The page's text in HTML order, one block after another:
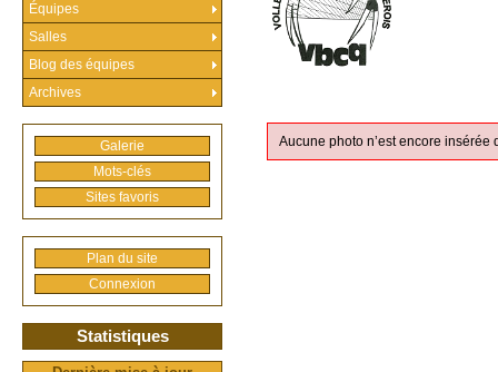
Aucune photo n’est encore insérée
Équipes
Salles
Blog des équipes
Archives
Galerie
Mots-clés
Sites favoris
Plan du site
Connexion
Statistiques